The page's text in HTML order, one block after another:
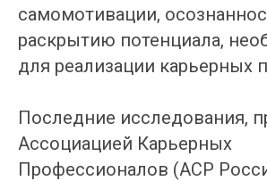
самомотивации,
раскрытию потенциала,
для реализации карьерных
Последние исследования,
Ассоциацией Карьерных
Профессионалов (ACP